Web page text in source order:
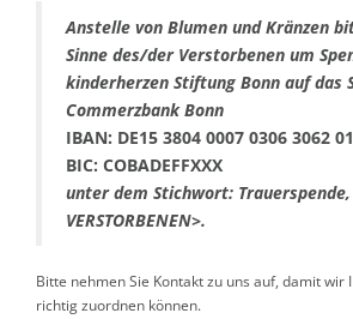
Anstelle von Blumen und Kränzen
Sinne des/der Verstorbenen um
kinderherzen Stiftung Bonn auf das
Commerzbank Bonn
IBAN: DE15 3804 0007 0306 3062 01
BIC: COBADEFFXXX
unter dem Stichwort: Trauerspende,
VERSTORBENEN>.
Bitte nehmen Sie Kontakt zu uns auf, damit wir
richtig zuordnen können.